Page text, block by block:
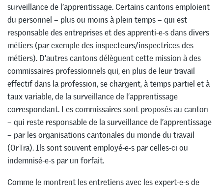
surveillance de l’apprentissage. Certains cantons emploient
du personnel – plus ou moins à plein temps – qui est
responsable des entreprises et des apprenti-e-s dans divers
métiers (par exemple des inspecteurs/inspectrices des
métiers). D’autres cantons délèguent cette mission à des
commissaires professionnels qui, en plus de leur travail
effectif dans la profession, se chargent, à temps partiel et à
taux variable, de la surveillance de l’apprentissage
correspondant. Les commissaires sont proposés au canton
– qui reste responsable de la surveillance de l’apprentissage
– par les organisations cantonales du monde du travail
(OrTra). Ils sont souvent employé-e-s par celles-ci ou
indemnisé-e-s par un forfait.
Comme le montrent les entretiens avec les expert-e-s de